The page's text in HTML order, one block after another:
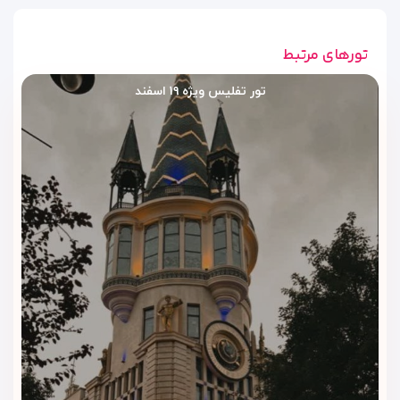
امکانات و خدمات رفاهی هتل
پولو تفلیس | اقامتی آرام با خدمات
کامل
تورهای مرتبط
تور تفلیس ویژه ۱۹ اسفند